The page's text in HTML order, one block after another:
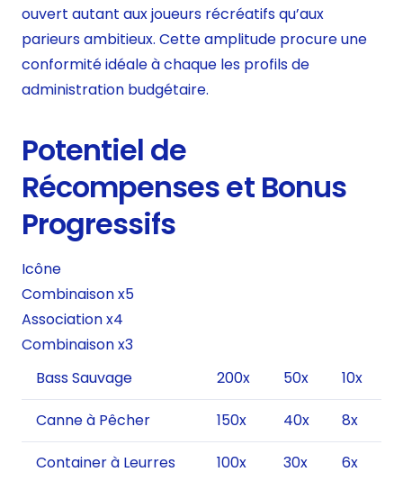
ouvert autant aux joueurs récréatifs qu’aux
parieurs ambitieux. Cette amplitude procure une
conformité idéale à chaque les profils de
administration budgétaire.
Potentiel de
Récompenses et Bonus
Progressifs
Icône
Combinaison x5
Association x4
Combinaison x3
Bass Sauvage
200x 50x 10x
Canne à Pêcher 150x 40x 8x
Container à Leurres 100x 30x 6x